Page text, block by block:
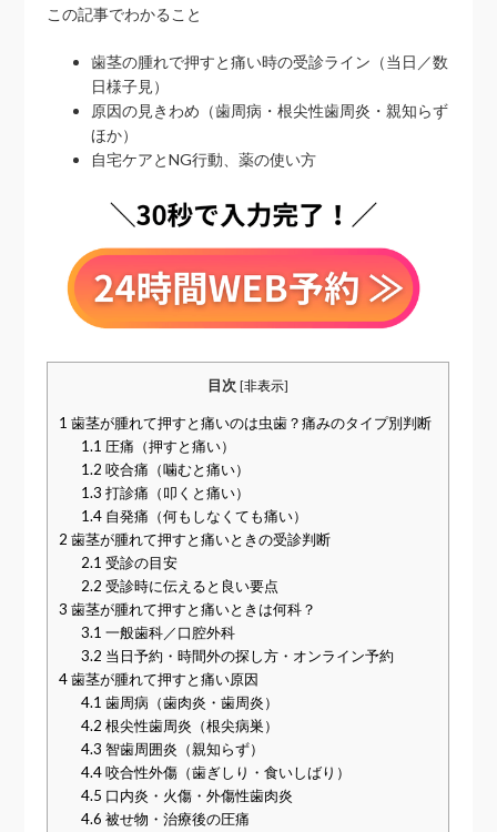
この記事でわかること
歯茎の腫れで押すと痛い時の受診ライン（当日／数
日様子見）
原因の見きわめ（歯周病・根尖性歯周炎・親知らず
ほか）
自宅ケアとNG行動、薬の使い方
目次 [非表示]
1 歯茎が腫れて押すと痛いのは虫歯？痛みのタイプ別判断
1.1 圧痛（押すと痛い）
1.2 咬合痛（噛むと痛い）
1.3 打診痛（叩くと痛い）
1.4 自発痛（何もしなくても痛い）
2 歯茎が腫れて押すと痛いときの受診判断
2.1 受診の目安
2.2 受診時に伝えると良い要点
3 歯茎が腫れて押すと痛いときは何科？
3.1 一般歯科／口腔外科
3.2 当日予約・時間外の探し方・オンライン予約
4歯茎が腫れて押すと痛い原因
4.1 歯周病（歯肉炎・歯周炎）
4.2 根尖性歯周炎（根尖病巣）
4.3 智歯周囲炎（親知らず）
4.4咬合性外傷（歯ぎしり・食いしばり）
4.5 口内炎・火傷・外傷性歯肉炎
4.6 被せ物・治療後の圧痛